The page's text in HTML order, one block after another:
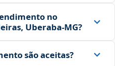
no
Uberaba‑MG?
são aceitas?